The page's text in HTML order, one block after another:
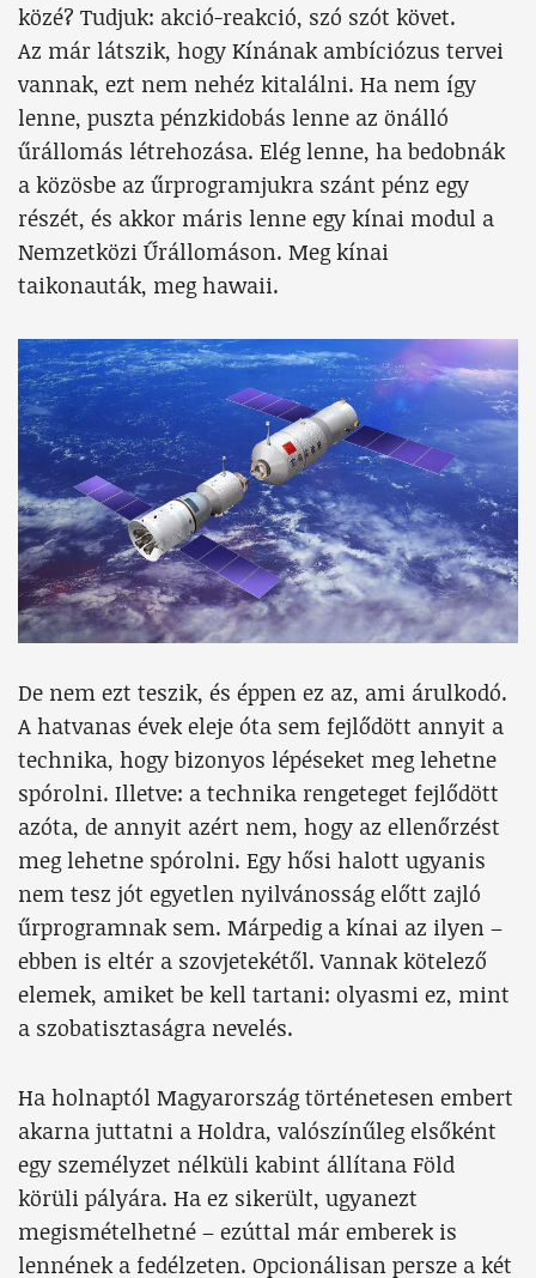
közé? Tudjuk: akció-reakció, szó szót követ.
Az már látszik, hogy Kínának ambíciózus tervei
vannak, ezt nem nehéz kitalálni. Ha nem így
lenne, puszta pénzkidobás lenne az önálló
űrállomás létrehozása. Elég lenne, ha bedobnák
a közösbe az űrprogramjukra szánt pénz egy
részét, és akkor máris lenne egy kínai modul a
Nemzetközi Űrállomáson. Meg kínai
taikonauták, meg hawaii.
De nem ezt teszik, és éppen ez az, ami árulkodó.
A hatvanas évek eleje óta sem fejlődött annyit a
technika, hogy bizonyos lépéseket meg lehetne
spórolni. Illetve: a technika rengeteget fejlődött
azóta, de annyit azért nem, hogy az ellenőrzést
meg lehetne spórolni. Egy hősi halott ugyanis
nem tesz jót egyetlen nyilvánosság előtt zajló
űrprogramnak sem. Márpedig a kínai az ilyen –
ebben is eltér a szovjetekétől. Vannak kötelező
elemek, amiket be kell tartani: olyasmi ez, mint
a szobatisztaságra nevelés.
Ha holnaptól Magyarország történetesen embert
akarna juttatni a Holdra, valószínűleg elsőként
egy személyzet nélküli kabint állítana Föld
körüli pályára. Ha ez sikerült, ugyanezt
megismételhetné – ezúttal már emberek is
lennének a fedélzeten. Opcionálisan persze a két